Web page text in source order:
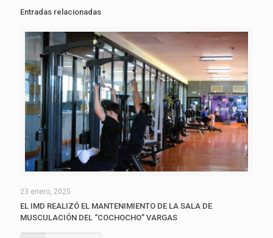
Entradas relacionadas
23 enero, 2025
EL IMD REALIZÓ EL MANTENIMIENTO DE LA SALA DE
MUSCULACIÓN DEL “COCHOCHO” VARGAS